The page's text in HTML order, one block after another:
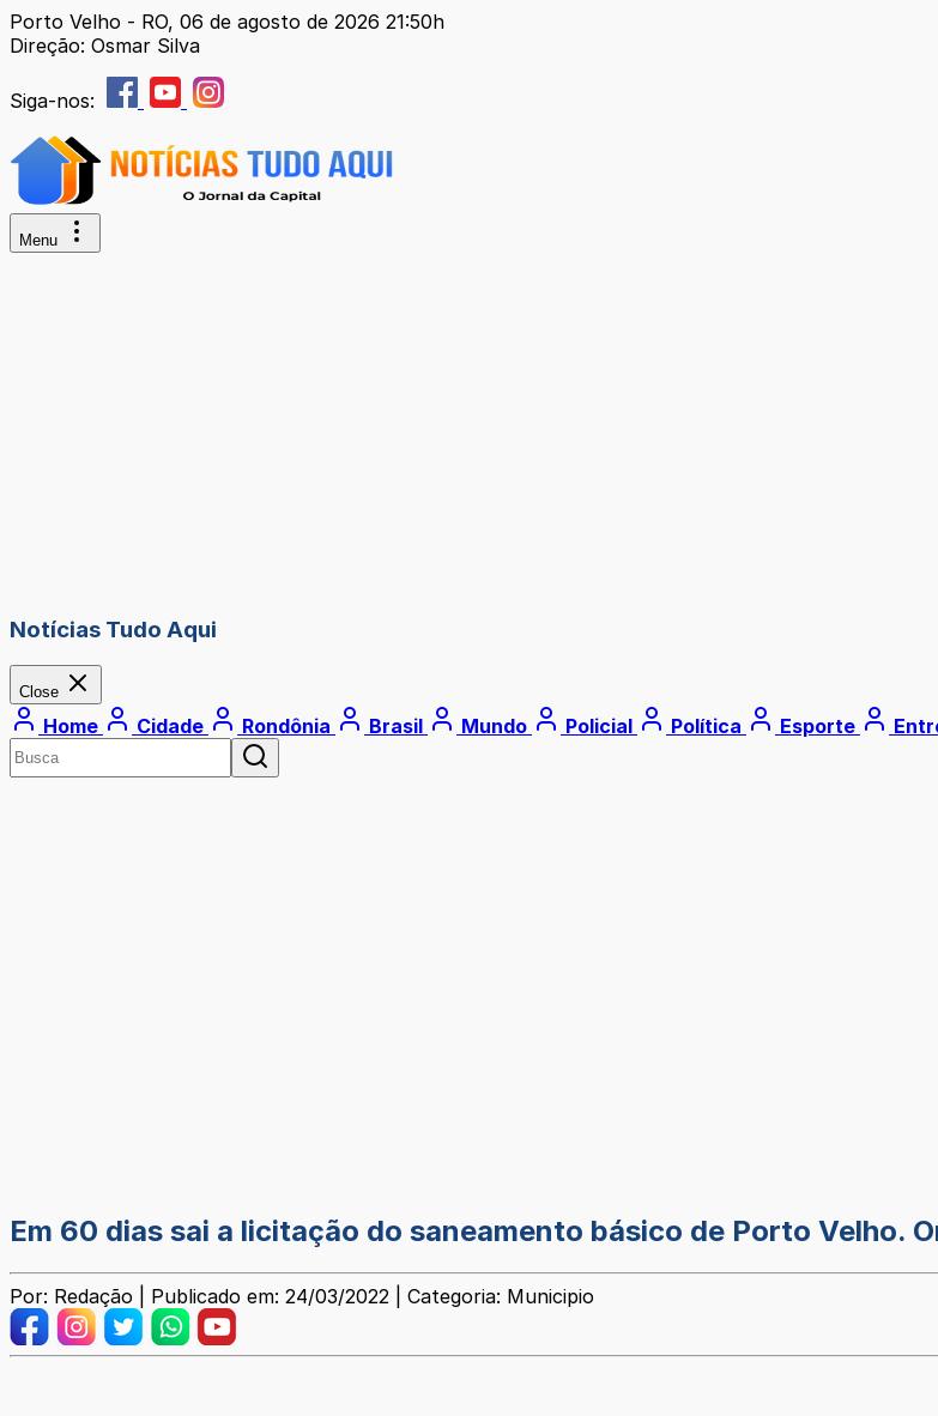
Porto Velho - RO, 06 de agosto de 2026 21:50h
Direção: Osmar Silva
Siga-nos:
Menu
Notícias Tudo Aqui
Close
Home Cidade Rondônia Brasil Mundo Policial Política Esporte
Em 60 dias sai a licitação do saneamento básico de Porto Velho.
Por: Redação | Publicado em: 24/03/2022 | Categoria: Municipio